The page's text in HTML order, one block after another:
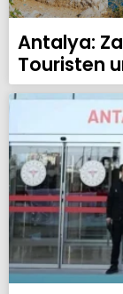
Antalya:
Touristen